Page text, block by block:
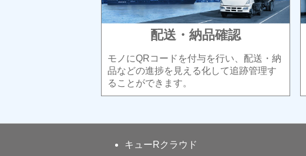
配送・納品確認
モノにQRコードを付与を行い、配送・納
品などの進捗を見える化して追跡管理す
ることができます。
キューRクラウド